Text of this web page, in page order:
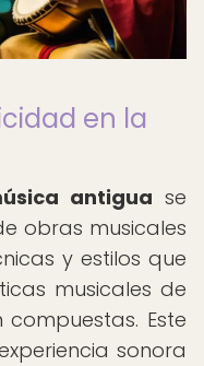
en la
antigua se
obras musicales
y estilos que
musicales de
Este
sonora